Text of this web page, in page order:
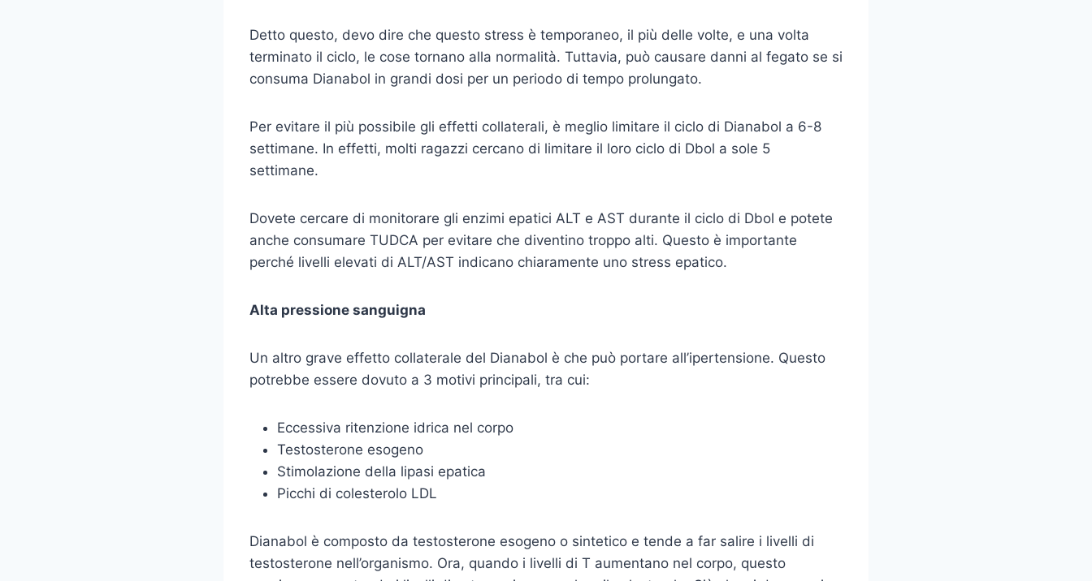
Detto questo, devo dire che questo stress è temporaneo, il più delle volte, e una volta
terminato il ciclo, le cose tornano alla normalità. Tuttavia, può causare danni al fegato se si
consuma Dianabol in grandi dosi per un periodo di tempo prolungato.
Per evitare il più possibile gli effetti collaterali, è meglio limitare il ciclo di Dianabol a 6-8
settimane. In effetti, molti ragazzi cercano di limitare il loro ciclo di Dbol a sole 5
settimane.
Dovete cercare di monitorare gli enzimi epatici ALT e AST durante il ciclo di Dbol e potete
anche consumare TUDCA per evitare che diventino troppo alti. Questo è importante
perché livelli elevati di ALT/AST indicano chiaramente uno stress epatico.
Alta pressione sanguigna
Un altro grave effetto collaterale del Dianabol è che può portare all’ipertensione. Questo
potrebbe essere dovuto a 3 motivi principali, tra cui:
Eccessiva ritenzione idrica nel corpo
Testosterone esogeno
Stimolazione della lipasi epatica
Picchi di colesterolo LDL
Dianabol è composto da testosterone esogeno o sintetico e tende a far salire i livelli di
testosterone nell’organismo. Ora, quando i livelli di T aumentano nel corpo, questo